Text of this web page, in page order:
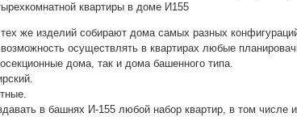
квартиры в доме И155
же изделий собирают дома самых разных
осуществлять в квартирах любые
дома, так и дома башенного типа.
в башнях И-155 любой набор квартир, в том числе